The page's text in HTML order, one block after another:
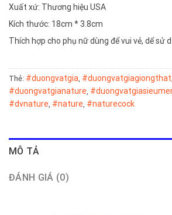
Xuất xứ: Thương hiệu USA
Kích thước: 18cm * 3.8cm
Thích hợp cho phụ nữ dùng để vui vẻ, dể sử
Thẻ: #duongvatgia #duongvatgiagiongthat
#duongvatgianature
#dvnature #nature #naturecock
MÔ TẢ
ĐÁNH GIÁ (0)